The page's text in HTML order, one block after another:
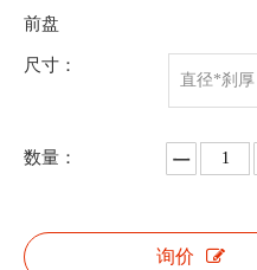
前盘
尺寸：
直径*刹厚
数量：
询价